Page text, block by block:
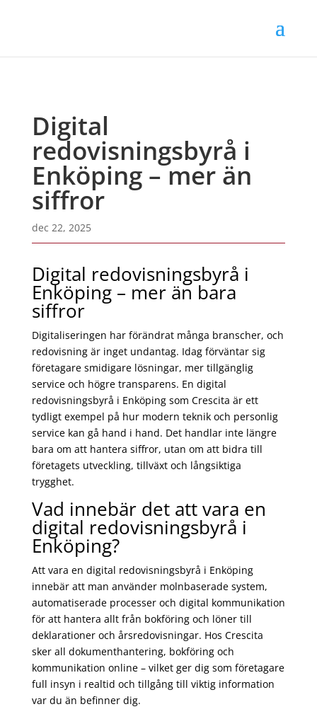
Digital
redovisningsbyrå i
Enköping – mer än
siffror
dec 22, 2025
Digital redovisningsbyrå i
Enköping – mer än bara
siffror
Digitaliseringen har förändrat många branscher, och
redovisning är inget undantag. Idag förväntar sig
företagare smidigare lösningar, mer tillgänglig
service och högre transparens. En digital
redovisningsbyrå i Enköping som Crescita är ett
tydligt exempel på hur modern teknik och personlig
service kan gå hand i hand. Det handlar inte längre
bara om att hantera siffror, utan om att bidra till
företagets utveckling, tillväxt och långsiktiga
trygghet.
Vad innebär det att vara en
digital redovisningsbyrå i
Enköping?
Att vara en digital redovisningsbyrå i Enköping
innebär att man använder molnbaserade system,
automatiserade processer och digital kommunikation
för att hantera allt från bokföring och löner till
deklarationer och årsredovisningar. Hos Crescita
sker all dokumenthantering, bokföring och
kommunikation online – vilket ger dig som företagare
full insyn i realtid och tillgång till viktig information
var du än befinner dig.